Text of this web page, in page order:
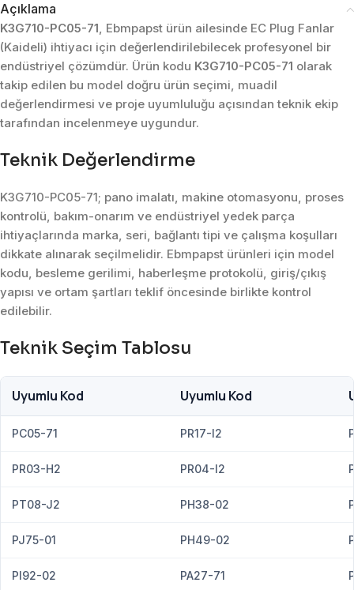
Açıklama
K3G710-PC05-71, Ebmpapst ürün ailesinde EC Plug Fanlar
(Kaideli) ihtiyacı için değerlendirilebilecek profesyonel bir
endüstriyel çözümdür. Ürün kodu K3G710-PC05-71 olarak
takip edilen bu model doğru ürün seçimi, muadil
değerlendirmesi ve proje uyumluluğu açısından teknik ekip
tarafından incelenmeye uygundur.
Teknik Değerlendirme
K3G710-PC05-71; pano imalatı, makine otomasyonu, proses
kontrolü, bakım-onarım ve endüstriyel yedek parça
ihtiyaçlarında marka, seri, bağlantı tipi ve çalışma koşulları
dikkate alınarak seçilmelidir. Ebmpapst ürünleri için model
kodu, besleme gerilimi, haberleşme protokolü, giriş/çıkış
yapısı ve ortam şartları teklif öncesinde birlikte kontrol
edilebilir.
Teknik Seçim Tablosu
Uyumlu Kod Uyumlu Kod
PC05-71 PR17-I2
PR03-H2 PR04-I2
PT08-J2 PH38-02
PJ75-01 PH49-02
PI92-02 PA27-71